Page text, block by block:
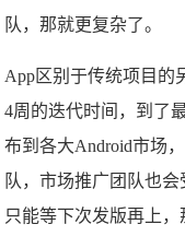
队，那就更复杂了。
App区别于传统项目的
4周的迭代时间，到了
布到各大Android市场
队，市场推广团队也
只能等下次发版再上，